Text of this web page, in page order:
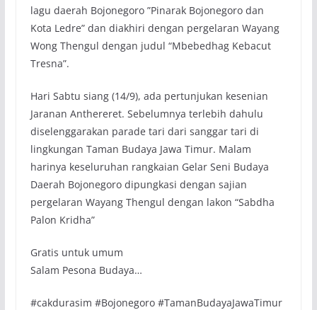
lagu daerah Bojonegoro ”Pinarak Bojonegoro dan
Kota Ledre” dan diakhiri dengan pergelaran Wayang
Wong Thengul dengan judul “Mbebedhag Kebacut
Tresna”.
Hari Sabtu siang (14/9), ada pertunjukan kesenian
Jaranan Anthereret. Sebelumnya terlebih dahulu
diselenggarakan parade tari dari sanggar tari di
lingkungan Taman Budaya Jawa Timur. Malam
harinya keseluruhan rangkaian Gelar Seni Budaya
Daerah Bojonegoro dipungkasi dengan sajian
pergelaran Wayang Thengul dengan lakon “Sabdha
Palon Kridha”
Gratis untuk umum
Salam Pesona Budaya…
#cakdurasim #Bojonegoro #TamanBudayaJawaTimur